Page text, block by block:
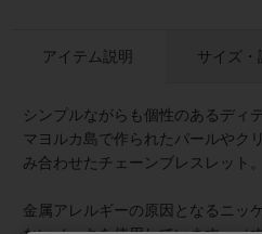
アイテム説明
シンプルながらも個性のあるディ
マヨルカ島で作られたパールやク
み合わせたチェーンブレスレット。
金属アレルギーの原因となるニッ
サイズ・